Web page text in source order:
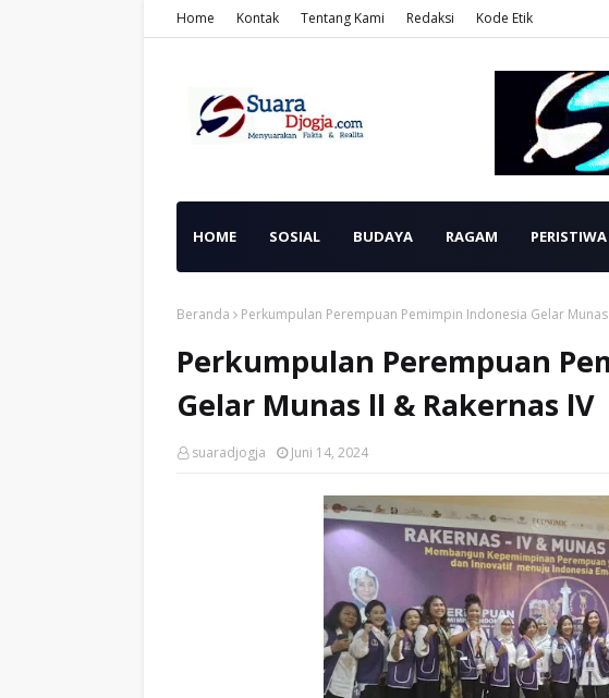
Home Kontak Tentang Kami Redaksi Kode Etik
HOME SOSIAL BUDAYA RAGAM PERISTIWA
Beranda Perkumpulan Perempuan Pemimpin Indonesia Gelar
Perkumpulan Perempuan
Gelar Munas ll & Rakernas lV
suaradjogja Juni 14, 2024